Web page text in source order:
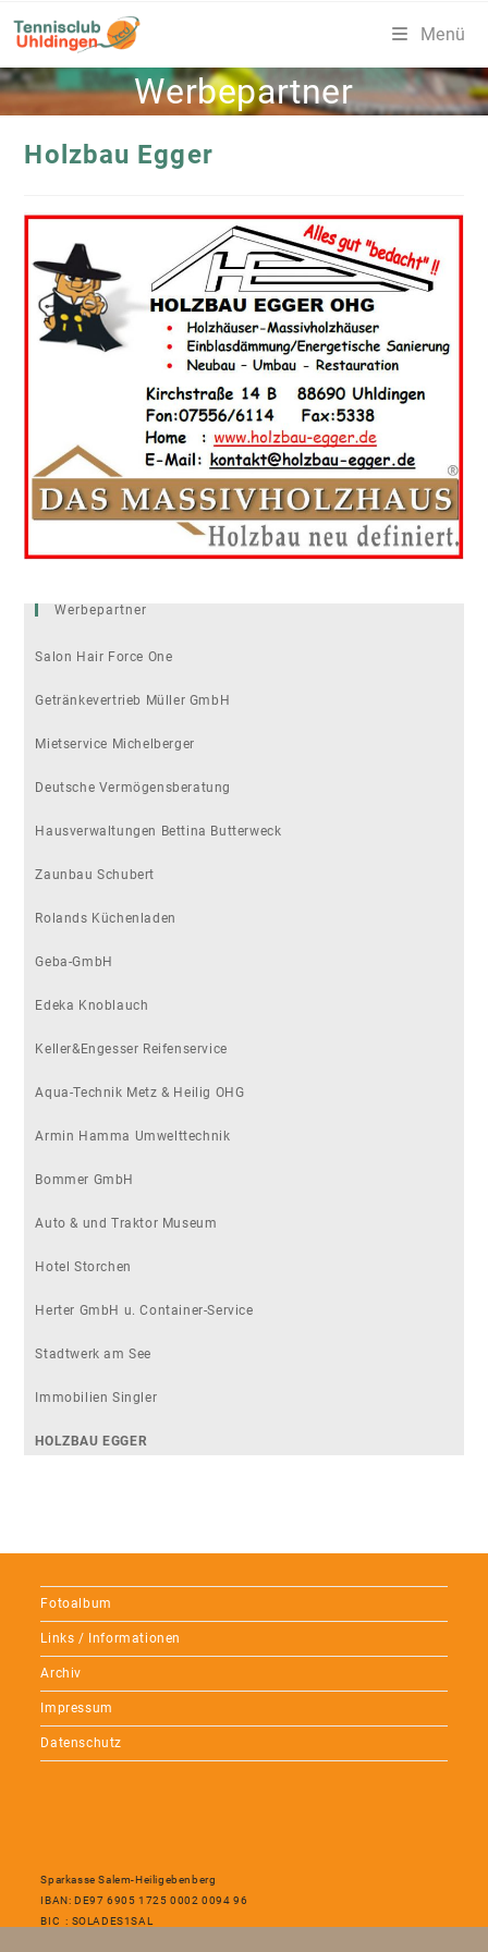
Inhalt
Menü
Werbepartner
Holzbau Egger
Werbepartner
Salon Hair Force One
Getränkevertrieb Müller GmbH
Mietservice Michelberger
Deutsche Vermögensberatung
Hausverwaltungen Bettina Butterweck
Zaunbau Schubert
Rolands Küchenladen
Geba-GmbH
Edeka Knoblauch
Keller&Engesser Reifenservice
Aqua-Technik Metz & Heilig OHG
Armin Hamma Umwelttechnik
Bommer GmbH
Auto & und Traktor Museum
Hotel Storchen
Herter GmbH u. Container-Service
Stadtwerk am See
Immobilien Singler
HOLZBAU EGGER
Fotoalbum
Links / Informationen
Archiv
Impressum
Datenschutz
Sparkasse Salem-Heiligebenberg
IBAN: DE97 6905 1725 0002 0094 96
BIC : SOLADES1SAL